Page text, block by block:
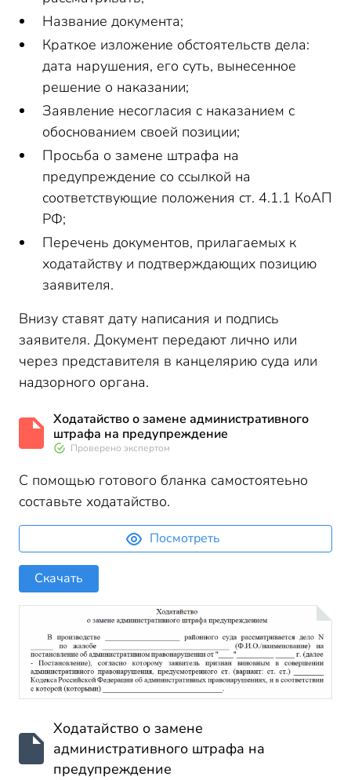
Название документа;
Краткое изложение обстоятельств дела:
дата нарушения, его суть, вынесенное
решение о наказании;
Заявление несогласия с наказанием с
обоснованием своей позиции;
Просьба о замене штрафа на
предупреждение со ссылкой на
соответствующие положения ст. 4.1.1 КоАП
РФ;
Перечень документов, прилагаемых к
ходатайству и подтверждающих позицию
заявителя.
Внизу ставят дату написания и подпись
заявителя. Документ передают лично или
через представителя в канцелярию суда или
надзорного органа.
Ходатайство о замене административного
штрафа на предупреждение
Проверено экспертом
С помощью готового бланка самостоятеьно
составьте ходатайство.
Посмотреть
Скачать
Ходатайство о замене
административного штрафа на
предупреждение